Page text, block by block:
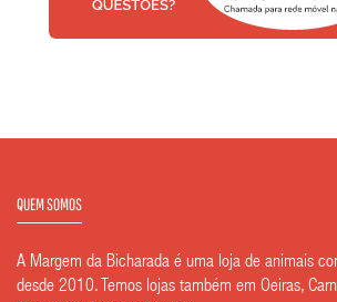
QUEM SOMOS
A Margem da Bicharada é uma loja de animais
desde 2010. Temos lojas também em Oeiras,